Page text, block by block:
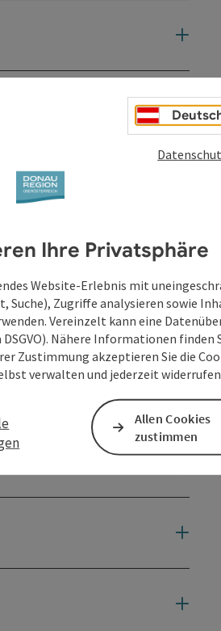
Ihre Privatsphäre
Website-Erlebnis mit
Suche), Zugriffe analysieren sowie
Vereinzelt kann eine
Nähere Informationen finden
Zustimmung akzeptieren Sie die
verwalten und jederzeit
Allen Cookies
zustimmen